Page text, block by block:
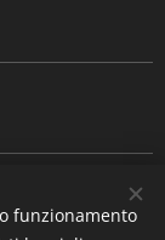
funzionamento